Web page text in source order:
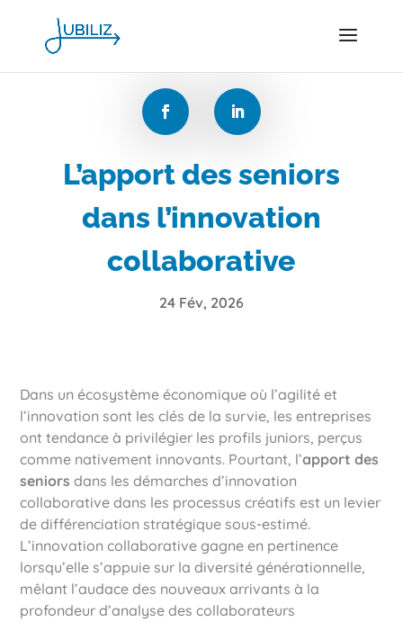
L’apport des seniors
dans l’innovation
collaborative
24 Fév, 2026
Dans un écosystème économique où l’agilité et
l’innovation sont les clés de la survie, les entreprises
ont tendance à privilégier les profils juniors, perçus
comme nativement innovants. Pourtant, l’apport des
seniors dans les démarches d’innovation
collaborative dans les processus créatifs est un levier
de différenciation stratégique sous-estimé.
L’innovation collaborative gagne en pertinence
lorsqu’elle s’appuie sur la diversité générationnelle,
mêlant l’audace des nouveaux arrivants à la
profondeur d’analyse des collaborateurs